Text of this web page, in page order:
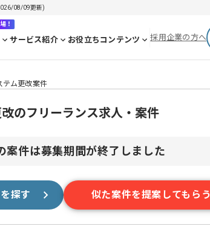
08/09更新)
！
サービス紹介 お役立ちコンテンツ 採用企業の方へ
テム更改案件
のフリーランス求人・案件
案件は募集期間が終了しました
探す 似た案件を提案してもらう